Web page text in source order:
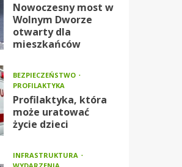
Nowoczesny most w
Wolnym Dworze
otwarty dla
mieszkańców
BEZPIECZEŃSTWO
PROFILAKTYKA
Profilaktyka, która
może uratować
życie dzieci
INFRASTRUKTURA